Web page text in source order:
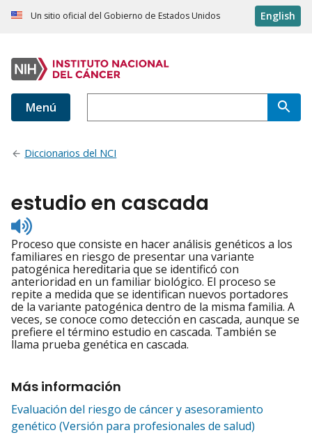
Un sitio oficial del Gobierno de Estados Unidos English
Menú
Diccionarios del NCI
estudio en cascada
Listen
to
pronunciation
Proceso que consiste en hacer análisis genéticos a los
familiares en riesgo de presentar una variante
patogénica hereditaria que se identificó con
anterioridad en un familiar biológico. El proceso se
repite a medida que se identifican nuevos portadores
de la variante patogénica dentro de la misma familia. A
veces, se conoce como detección en cascada, aunque se
prefiere el término estudio en cascada. También se
llama prueba genética en cascada.
Más información
Evaluación del riesgo de cáncer y asesoramiento
genético (Versión para profesionales de salud)